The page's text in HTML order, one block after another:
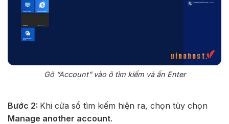
Gõ “Account” vào ô tìm kiếm và ấn Enter
Bước 2: Khi cửa sổ tìm kiếm hiện ra, chọn tùy chọn
Manage another account.